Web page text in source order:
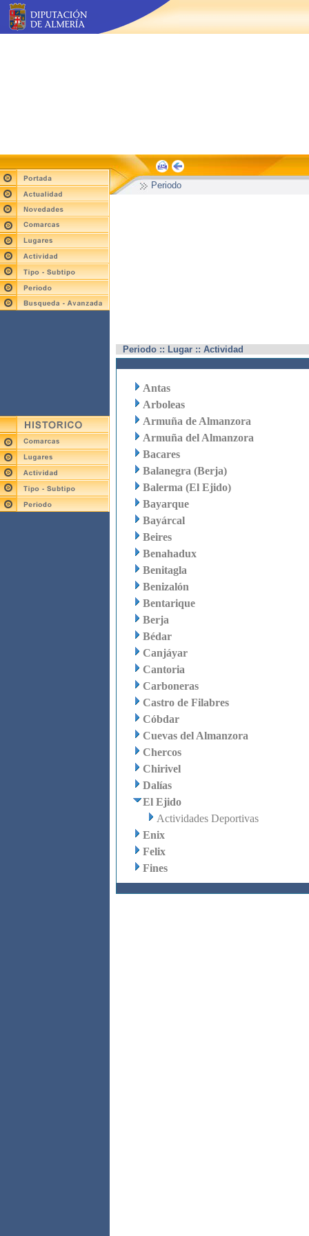
Periodo
Periodo :: Lugar :: Actividad
Antas
Arboleas
Armuña de Almanzora
Armuña del Almanzora
Bacares
Balanegra (Berja)
Balerma (El Ejido)
Bayarque
Bayárcal
Beires
Benahadux
Benitagla
Benizalón
Bentarique
Berja
Bédar
Canjáyar
Cantoria
Carboneras
Castro de Filabres
Cóbdar
Cuevas del Almanzora
Chercos
Chirivel
Dalías
El Ejido
Actividades Deportivas
Enix
Felix
Fines